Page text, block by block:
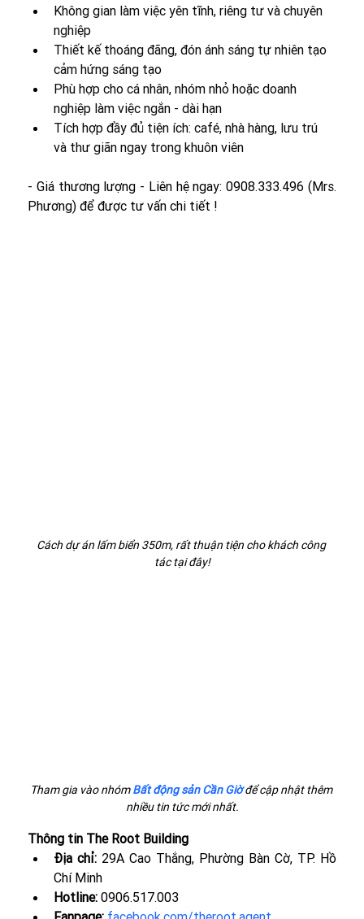
Không gian làm việc yên tĩnh, riêng tư và chuyên
nghiệp
Thiết kế thoáng đãng, đón ánh sáng tự nhiên tạo
cảm hứng sáng tạo
Phù hợp cho cá nhân, nhóm nhỏ hoặc doanh
nghiệp làm việc ngắn - dài hạn
Tích hợp đầy đủ tiện ích: café, nhà hàng, lưu trú
và thư giãn ngay trong khuôn viên
- Giá thương lượng - Liên hệ ngay: 0908.333.496 (Mrs.
Phương) để được tư vấn chi tiết !
Cách dự án lấm biển 350m, rất thuận tiện cho khách công
tác tại đây!
Tham gia vào nhóm Bất động sản Cần Giờ để cập nhật thêm
nhiều tin tức mới nhất.
Thông tin The Root Building
Địa chỉ: 29A Cao Thắng, Phường Bàn Cờ, TP. Hồ
Chí Minh
Hotline: 0906.517.003